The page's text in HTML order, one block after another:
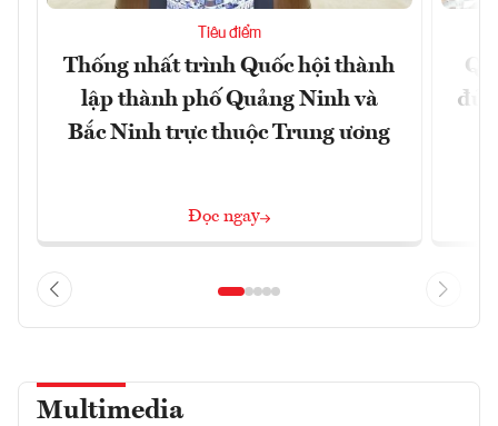
Tiêu điểm
Thống nhất trình Quốc hội thành
lập thành phố Quảng Ninh và
Bắc Ninh trực thuộc Trung ương
Đọc ngay
đủ
Multimedia